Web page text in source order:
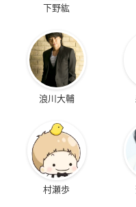
下野紘
浪川大輔
村瀬歩